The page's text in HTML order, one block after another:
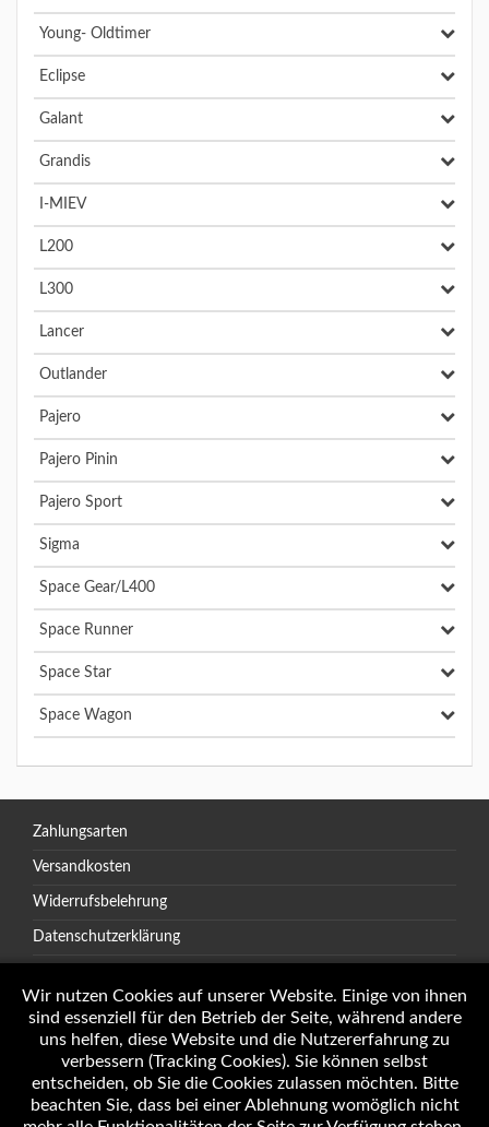
Young- Oldtimer
Eclipse
Galant
Grandis
I-MIEV
L200
L300
Lancer
Outlander
Pajero
Pajero Pinin
Pajero Sport
Sigma
Space Gear/L400
Space Runner
Space Star
Space Wagon
Zahlungsarten
Versandkosten
Widerrufsbelehrung
Datenschutzerklärung
Öffnungszeiten
Impressum
Wir nutzen Cookies auf unserer Website. Einige von ihnen
sind essenziell für den Betrieb der Seite, während andere
uns helfen, diese Website und die Nutzererfahrung zu
verbessern (Tracking Cookies). Sie können selbst
entscheiden, ob Sie die Cookies zulassen möchten. Bitte
beachten Sie, dass bei einer Ablehnung womöglich nicht